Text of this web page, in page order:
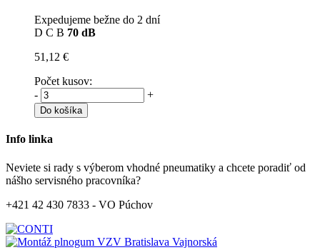
Expedujeme bežne do 2 dní
D C B 70 dB
51,12 €
Počet kusov:
-
+
Do košíka
Info linka
Neviete si rady s výberom vhodné pneumatiky a chcete poradiť od
nášho servisného pracovníka?
+421 42 430 7833 - VO Púchov